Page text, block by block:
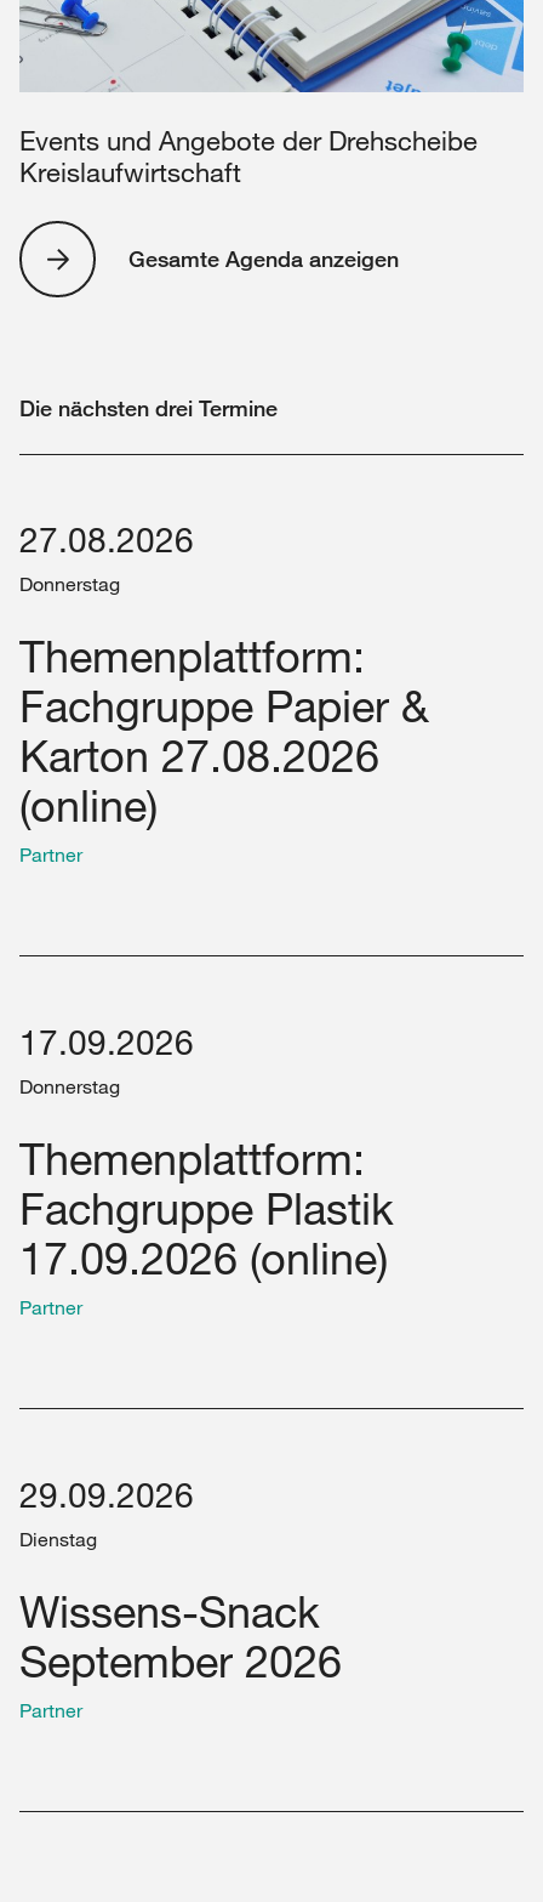
Events und Angebote der Drehscheibe
Kreislaufwirtschaft
Gesamte Agenda anzeigen
Die nächsten drei Termine
27.08.2026
Donnerstag
Themenplattform:
Fachgruppe Papier &
Karton 27.08.2026
(online)
Partner
17.09.2026
Donnerstag
Themenplattform:
Fachgruppe Plastik
17.09.2026 (online)
Partner
29.09.2026
Dienstag
Wissens-Snack
September 2026
Partner